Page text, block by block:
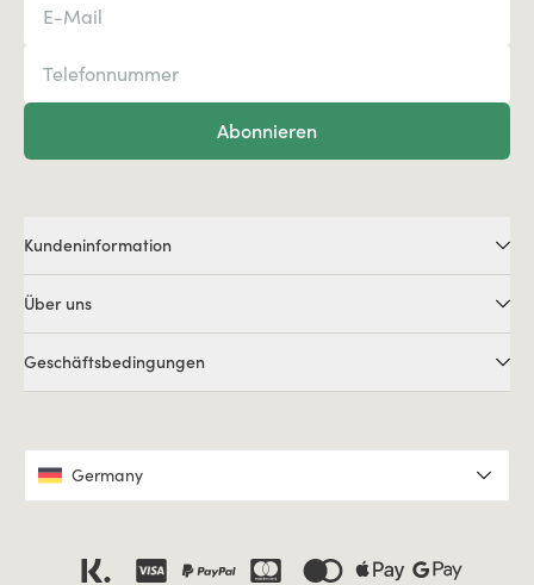
Abonnieren
Kundeninformation
Über uns
Geschäftsbedingungen
Germany